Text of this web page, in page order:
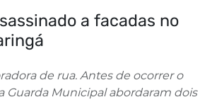
a facadas no
de rua. Antes de ocorrer o
Guarda Municipal abordaram dois